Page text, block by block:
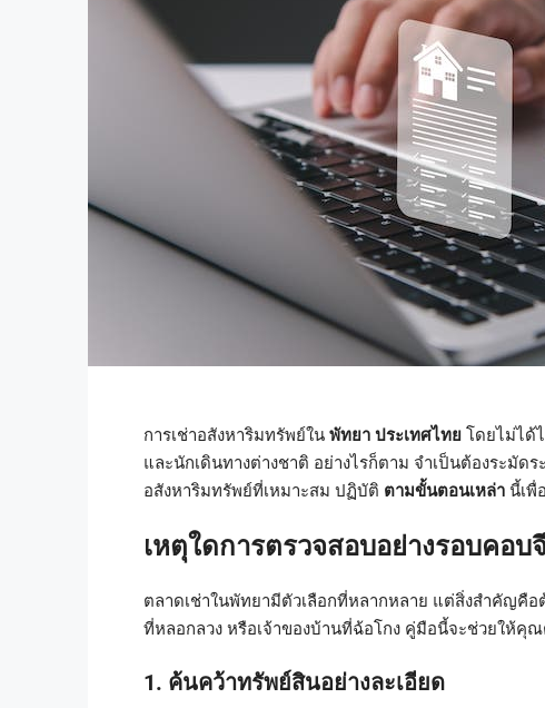
การเช่าอสังหาริมทรัพย์ใน พัทยา ประเทศไทย โดยไม่ได้
และนักเดินทางต่างชาติ อย่างไรก็ตาม จำเป็นต้องระมัด
อสังหาริมทรัพย์ที่เหมาะสม ปฏิบัติ ตามขั้นตอนเหล่า นี้เพื่
เหตุใดการตรวจสอบอย่างรอบคอ
ตลาดเช่าในพัทยามีตัวเลือกที่หลากหลาย แต่สิ่งสำคัญคือ
ที่หลอกลวง หรือเจ้าของบ้านที่ฉ้อโกง คู่มือนี้จะช่วยให้คุ
1. ค้นคว้าทรัพย์สินอย่างละเอียด